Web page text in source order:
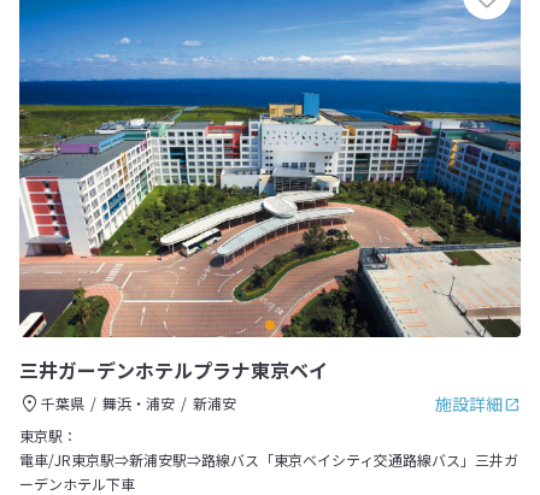
三井ガーデンホテルプラナ東京ベイ
施設詳細
千葉県 舞浜・浦安
新浦安
東京駅：
電車/JR東京駅⇒新浦安駅⇒路線バス「東京ベイシティ交通路線バス」三井ガ
ーデンホテル下車